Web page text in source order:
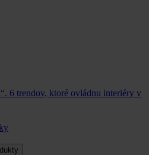
6 trendov, ktoré ovládnu interiéry v